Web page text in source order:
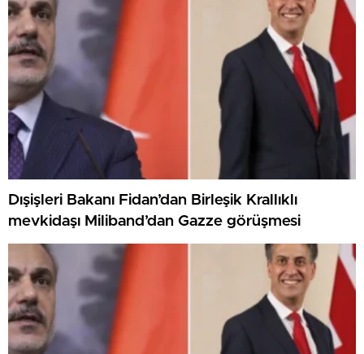
Dışişleri Bakanı Fidan’dan Birleşik Krallıklı
mevkidaşı Miliband’dan Gazze görüşmesi